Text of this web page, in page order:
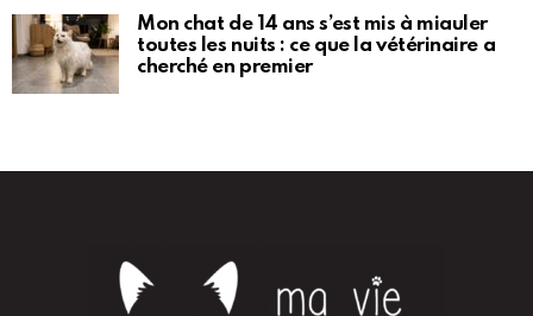
Mon chat de 14 ans s’est mis à miauler
toutes les nuits : ce que la vétérinaire a
cherché en premier